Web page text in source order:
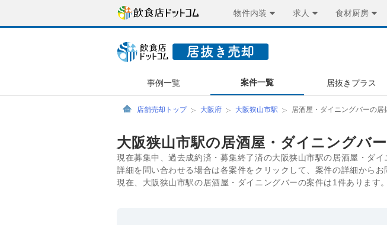
物件内装 求人 食材厨房
事例一覧 案件一覧 居抜きプラス
店舗売却トップ 大阪府 大阪狭山市駅 居酒屋・ダイニングバーの
大阪狭山市駅の居酒屋・ダイニングバ
現在募集中、過去成約済・募集終了済の大阪狭山市駅の居酒屋・ダ
詳細を問い合わせる場合は各案件をクリックして、案件の詳細からお
現在、大阪狭山市駅の居酒屋・ダイニングバーの案件は1件あります。